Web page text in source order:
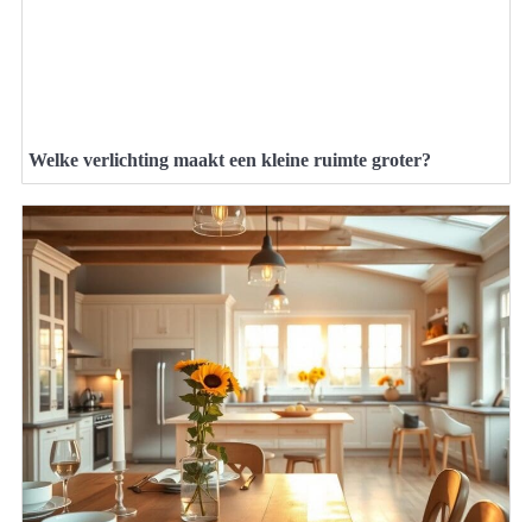
Welke verlichting maakt een kleine ruimte groter?